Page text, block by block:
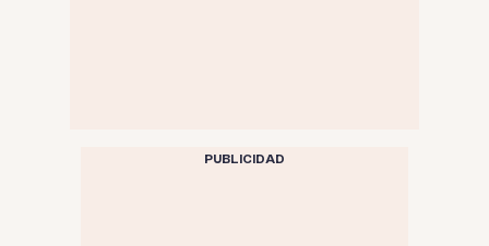
PUBLICIDAD